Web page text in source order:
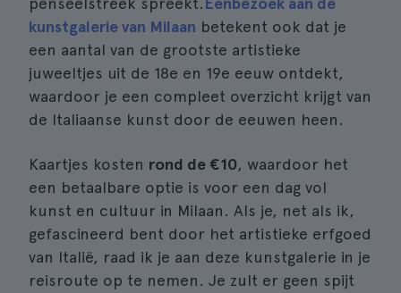
kunstgalerie van Milaan betekent ook dat je
een aantal van de grootste artistieke
juweeltjes uit de 18e en 19e eeuw ontdekt,
waardoor je een compleet overzicht krijgt van
de Italiaanse kunst door de eeuwen heen.
Kaartjes kosten rond de €10, waardoor het
een betaalbare optie is voor een dag vol
kunst en cultuur in Milaan. Als je, net als ik,
gefascineerd bent door het artistieke erfgoed
van Italië, raad ik je aan deze kunstgalerie in je
reisroute op te nemen. Je zult er geen spijt